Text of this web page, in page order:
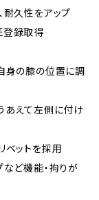
耐久性をアップ
登録取得
身の膝の位置に調
あえて左側に付け
ベットを採用
など機能・拘りが